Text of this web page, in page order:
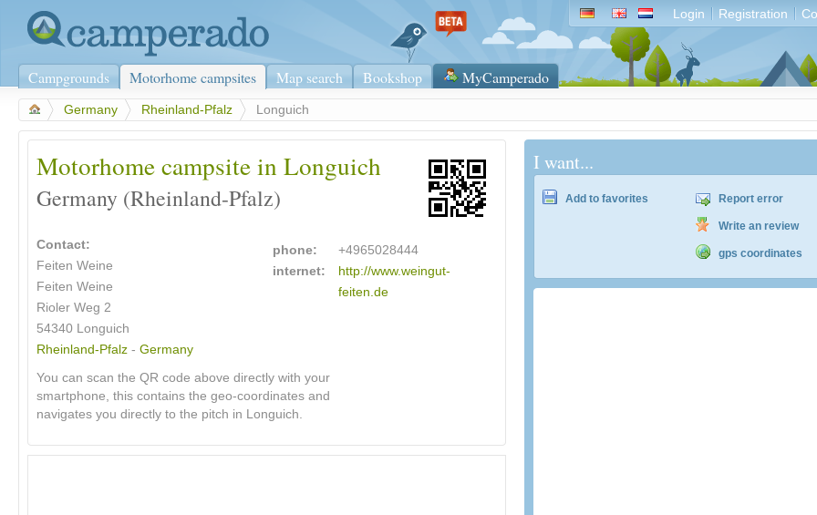
Login Registration
Campgrounds Motorhome campsites Map search Bookshop MyCamperado
Germany Rheinland-Pfalz Longuich
Motorhome campsite in Longuich
Germany (Rheinland-Pfalz)
Contact:
Feiten Weine
Feiten Weine
Rioler Weg 2
54340 Longuich
Rheinland-Pfalz - Germany
phone:
internet:
+4965028444
http://www.weingut-
feiten.de
You can scan the QR code above directly with your
smartphone, this contains the geo-coordinates and
navigates you directly to the pitch in Longuich.
I want...
Add to favorites Report error
Write an review
gps coordinates